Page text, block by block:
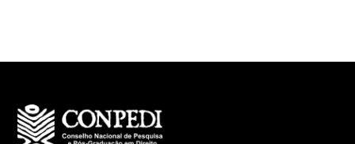
CONPEDI!
SUBMISSÃO DE
TRABALHOS!
disponíveis!